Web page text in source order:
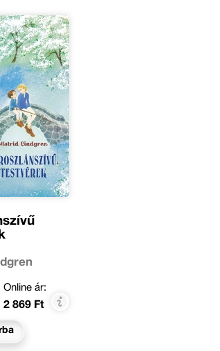
Online ár:
2 869 Ft